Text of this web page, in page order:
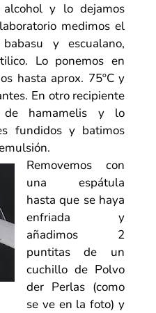
y lo dejamos
medimos el
y escualano,
Lo ponemos en
hasta aprox. 75ºC y
. En otro recipiente
de hamamelis y lo
fundidos y batimos
Removemos con
una espátula
hasta que se haya
enfriada y
añadimos 2
puntitas de un
cuchillo de Polvo
der Perlas (como
se ve en la foto) y